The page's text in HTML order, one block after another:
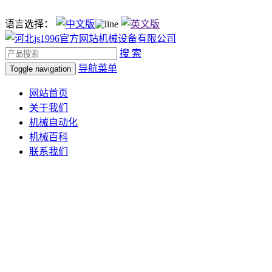
语言选择：
搜 索
Toggle navigation 导航菜单
网站首页
关于我们
机械自动化
机械百科
联系我们